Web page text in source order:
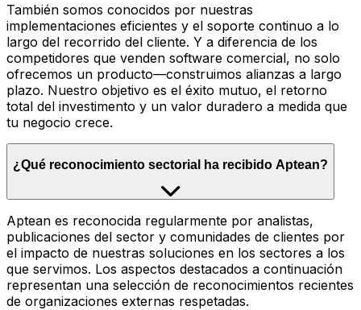
También somos conocidos por nuestras
implementaciones eficientes y el soporte continuo a lo
largo del recorrido del cliente. Y a diferencia de los
competidores que venden software comercial, no solo
ofrecemos un producto—construimos alianzas a largo
plazo. Nuestro objetivo es el éxito mutuo, el retorno
total del investimento y un valor duradero a medida que
tu negocio crece.
¿Qué reconocimiento sectorial ha recibido Aptean?
Aptean es reconocida regularmente por analistas,
publicaciones del sector y comunidades de clientes por
el impacto de nuestras soluciones en los sectores a los
que servimos. Los aspectos destacados a continuación
representan una selección de reconocimientos recientes
de organizaciones externas respetadas.